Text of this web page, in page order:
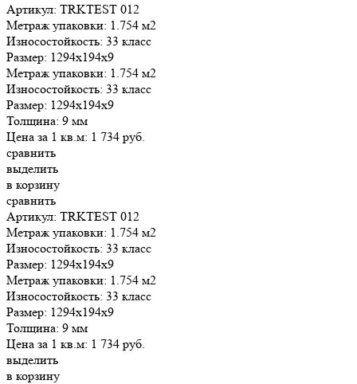
Артикул: TRKTEST 012
Метраж упаковки: 1.754 м2
Износостойкость: 33 класс
Размер: 1294x194x9
Метраж упаковки: 1.754 м2
Износостойкость: 33 класс
Размер: 1294x194x9
Толщина: 9 мм
Цена за 1 кв.м: 1 734 руб.
сравнить
выделить
в корзину
сравнить
Артикул: TRKTEST 012
Метраж упаковки: 1.754 м2
Износостойкость: 33 класс
Размер: 1294x194x9
Метраж упаковки: 1.754 м2
Износостойкость: 33 класс
Размер: 1294x194x9
Толщина: 9 мм
Цена за 1 кв.м: 1 734 руб.
выделить
в корзину